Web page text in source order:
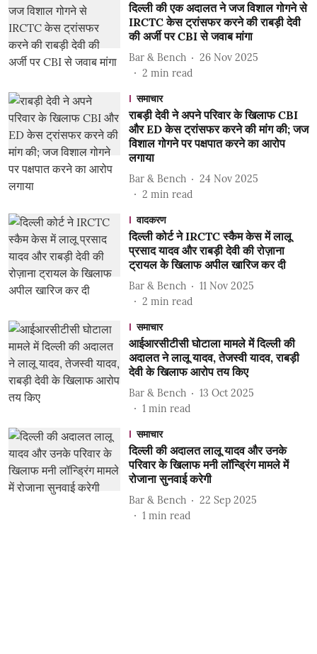
दिल्ली की एक अदालत ने जज विशाल गोगने से
IRCTC केस ट्रांसफर करने की राबड़ी देवी
की अर्जी पर CBI से जवाब मांगा
Bar & Bench
26 Nov 2025
2 min read
समाचार
राबड़ी देवी ने अपने परिवार के खिलाफ CBI
और ED केस ट्रांसफर करने की मांग की; जज
विशाल गोगने पर पक्षपात करने का आरोप
लगाया
Bar & Bench
24 Nov 2025
2 min read
वादकरण
दिल्ली कोर्ट ने IRCTC स्कैम केस में लालू
प्रसाद यादव और राबड़ी देवी की रोज़ाना
ट्रायल के खिलाफ अपील खारिज कर दी
Bar & Bench
11 Nov 2025
2 min read
समाचार
आईआरसीटीसी घोटाला मामले में दिल्ली की
अदालत ने लालू यादव, तेजस्वी यादव, राबड़ी
देवी के खिलाफ आरोप तय किए
Bar & Bench
13 Oct 2025
1 min read
समाचार
दिल्ली की अदालत लालू यादव और उनके
परिवार के खिलाफ मनी लॉन्ड्रिंग मामले में
रोजाना सुनवाई करेगी
Bar & Bench
22 Sep 2025
1 min read